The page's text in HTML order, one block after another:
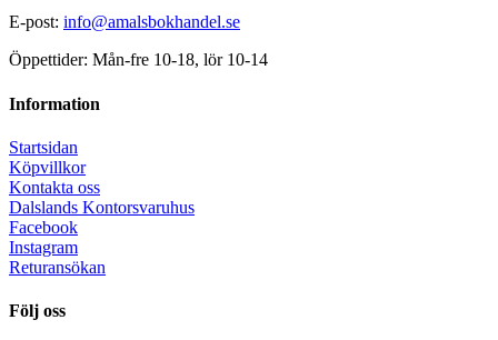
E-post: info@amalsbokhandel.se
Öppettider: Mån-fre 10-18, lör 10-14
Information
Startsidan
Köpvillkor
Kontakta oss
Dalslands Kontorsvaruhus
Facebook
Instagram
Returansökan
Följ oss